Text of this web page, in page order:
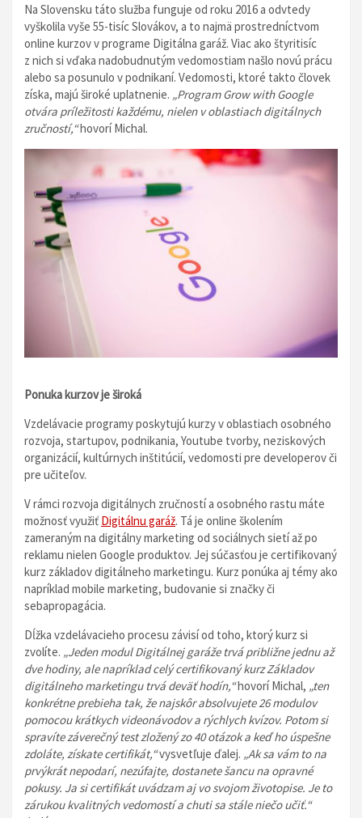
Na Slovensku táto služba funguje od roku 2016 a odvtedy
vyškolila vyše 55-tisíc Slovákov, a to najmä prostredníctvom
online kurzov v programe Digitálna garáž. Viac ako štyritisíc
z nich si vďaka nadobudnutým vedomostiam našlo novú prácu
alebo sa posunulo v podnikaní. Vedomosti, ktoré takto človek
získa, majú široké uplatnenie. „Program Grow with Google
otvára príležitosti každému, nielen v oblastiach digitálnych
zručností,“hovorí Michal.
Ponuka kurzov je široká
Vzdelávacie programy poskytujú kurzy v oblastiach osobného
rozvoja, startupov, podnikania, Youtube tvorby, neziskových
organizácií, kultúrnych inštitúcií, vedomosti pre developerov či
pre učiteľov.
V rámci rozvoja digitálnych zručností a osobného rastu máte
možnosť využiť Digitálnu garáž. Tá je online školením
zameraným na digitálny marketing od sociálnych sietí až po
reklamu nielen Google produktov. Jej súčasťou je certifikovaný
kurz základov digitálneho marketingu. Kurz ponúka aj témy ako
napríklad mobile marketing, budovanie si značky či
sebapropagácia.
Dĺžka vzdelávacieho procesu závisí od toho, ktorý kurz si
zvolíte. „Jeden modul Digitálnej garáže trvá približne jednu až
dve hodiny, ale napríklad celý certifikovaný kurz Základov
digitálneho marketingu trvá deväť hodín,“hovorí Michal, „ten
konkrétne prebieha tak, že najskôr absolvujete 26 modulov
pomocou krátkych videonávodov a rýchlych kvízov. Potom si
spravíte záverečný test zložený zo 40 otázok a keď ho úspešne
zdoláte, získate certifikát,“vysvetľuje ďalej. „Ak sa vám to na
prvýkrát nepodarí, nezúfajte, dostanete šancu na opravné
pokusy. Ja si certifikát uvádzam aj vo svojom životopise. Je to
zárukou kvalitných vedomostí a chuti sa stále niečo učiť.“